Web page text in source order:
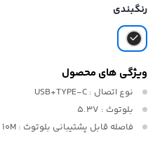
رنگبندی
ویژگی های محصول
نوع اتصال : USB+TYPE-C
بلوتوث : 5.3V
فاصله قابل پشتیبانی بلوتوث : 10M